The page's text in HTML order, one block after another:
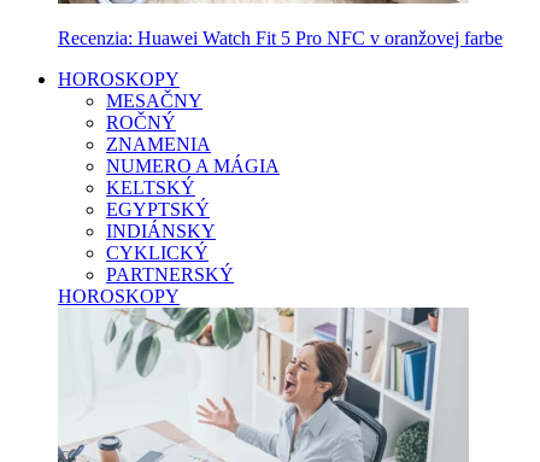
Recenzia: Huawei Watch Fit 5 Pro NFC v oranžovej farbe
HOROSKOPY
MESAČNY
ROČNÝ
ZNAMENIA
NUMERO A MÁGIA
KELTSKÝ
EGYPTSKÝ
INDIÁNSKY
CYKLICKÝ
PARTNERSKÝ
HOROSKOPY